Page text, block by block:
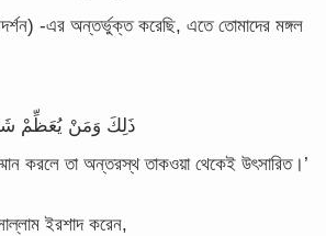
-এর অন্তর্ভুক্ত করেছি, এতে তোমাদের মঙ্গল
ذَلِكَ وَمَنْ يُعَظِّمْ
করলে তা অন্তরস্থ তাকওয়া থেকেই উৎসারিত।’
ইরশাদ করেন,